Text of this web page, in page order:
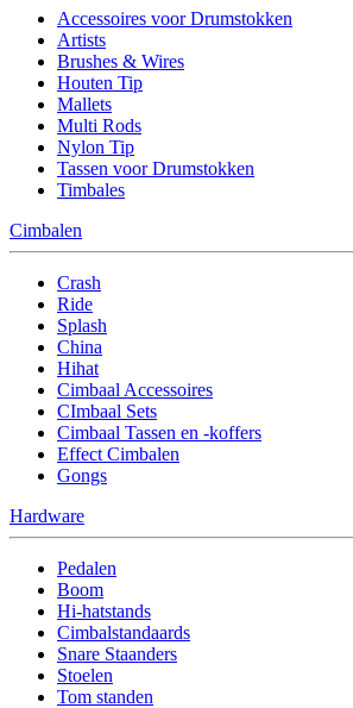
Accessoires voor Drumstokken
Artists
Brushes & Wires
Houten Tip
Mallets
Multi Rods
Nylon Tip
Tassen voor Drumstokken
Timbales
Cimbalen
Crash
Ride
Splash
China
Hihat
Cimbaal Accessoires
CImbaal Sets
Cimbaal Tassen en -koffers
Effect Cimbalen
Gongs
Hardware
Pedalen
Boom
Hi-hatstands
Cimbalstandaards
Snare Staanders
Stoelen
Tom standen